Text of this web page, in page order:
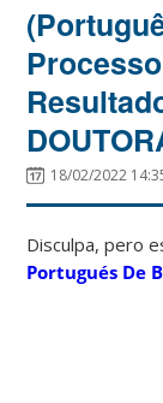
18/02/2022
Disculpa, pero
Portugués De